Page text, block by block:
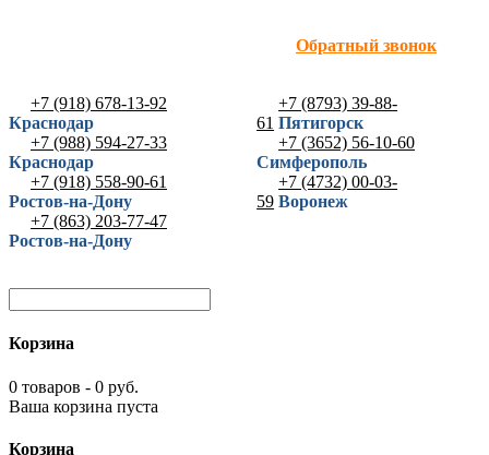
Обратный звонок
+7 (918) 678-13-92
Краснодар
+7 (988) 594-27-33
Краснодар
+7 (918) 558-90-61
Ростов-на-Дону
+7 (863) 203-77-47
Ростов-на-Дону
+7 (8793) 39-88-
61 Пятигорск
+7 (3652) 56-10-60
Симферополь
+7 (4732) 00-03-
59 Воронеж
Корзина
0 товаров - 0 руб.
Ваша корзина пуста
Корзина